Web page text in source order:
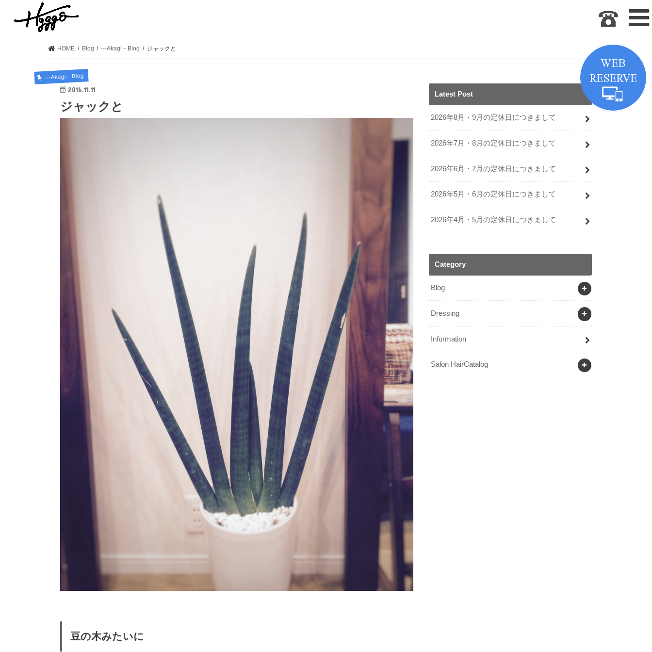
HOME Blog ---Akagi－Blog ジャックと
---Akagi－Blog
2016.11.11
ジャックと
豆の木みたいに
Latest Post
2026年8月・9月の定休日につきまして
2026年7月・8月の定休日につきまして
2026年6月・7月の定休日につきまして
2026年5月・6月の定休日につきまして
2026年4月・5月の定休日につきまして
Category
Blog
Dressing
Information
Salon HairCatalog